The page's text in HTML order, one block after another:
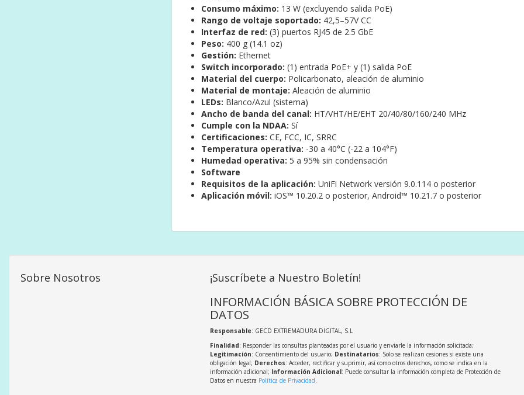
Consumo máximo: 13 W (excluyendo salida PoE)
Rango de voltaje soportado: 42,5–57V CC
Interfaz de red: (3) puertos RJ45 de 2.5 GbE
Peso: 400 g (14.1 oz)
Gestión: Ethernet
Switch incorporado: (1) entrada PoE+ y (1) salida PoE
Material del cuerpo: Policarbonato, aleación de aluminio
Material de montaje: Aleación de aluminio
LEDs: Blanco/Azul (sistema)
Ancho de banda del canal: HT/VHT/HE/EHT 20/40/80/160/240 MHz
Cumple con la NDAA: Sí
Certificaciones: CE, FCC, IC, SRRC
Temperatura operativa: -30 a 40°C (-22 a 104°F)
Humedad operativa: 5 a 95% sin condensación
Software
Requisitos de la aplicación: UniFi Network versión 9.0.114 o posterior
Aplicación móvil: iOS™ 10.20.2 o posterior, Android™ 10.21.7 o posterior
Sobre Nosotros ¡Suscríbete a Nuestro Boletín!
INFORMACIÓN BÁSICA SOBRE PROTECCIÓN DE
DATOS
Responsable: GECD EXTREMADURA DIGITAL, S.L
Finalidad: Responder las consultas planteadas por el usuario y enviarle la información solicitada;
Legitimación: Consentimiento del usuario; Destinatarios: Solo se realizan cesiones si existe una
obligación legal; Derechos: Acceder, rectificar y suprimir, así como otros derechos, como se indica en la
información adicional; Información Adicional: Puede consultar la información completa de Protección de
Datos en nuestra Política de Privacidad.